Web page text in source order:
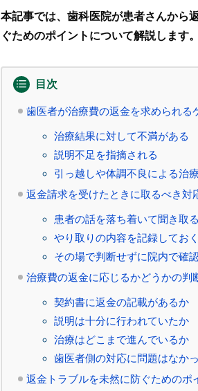
本記事では、歯科医院が患者さんから
ぐためのポイントについて解説します。
目次
歯医者が治療費の返金を求められる
治療結果に対して不満がある
説明不足を指摘される
引っ越しや体調不良による治
返金請求を受けたときに取るべき対
患者の話を落ち着いて聞き取る
やり取りの内容を記録しておく
その場で判断せずに院内で確
治療費の返金に応じるかどうかの判
契約書に返金の記載があるか
説明は十分に行われていたか
治療はどこまで進んでいるか
歯医者側の対応に問題はなか
返金トラブルを未然に防ぐためのポ